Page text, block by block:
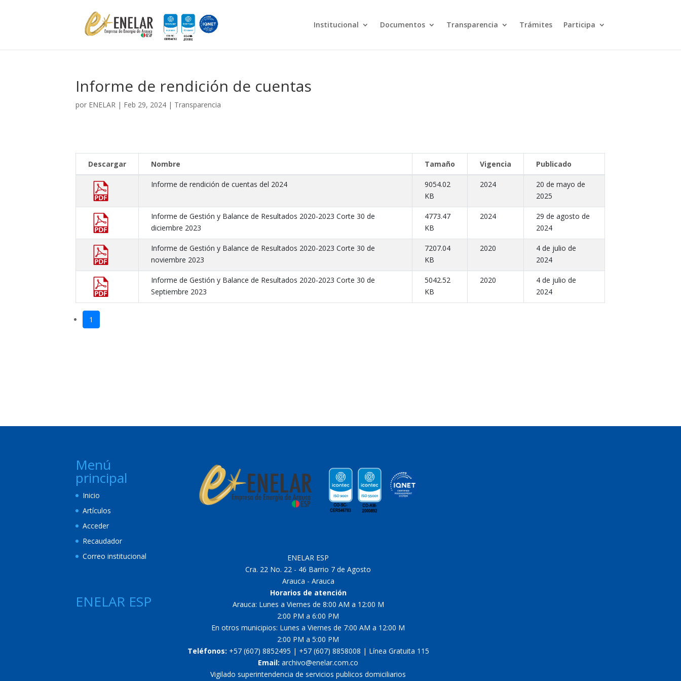
Institucional Documentos Transparencia Trámites Participa
Informe de rendición de cuentas
por ENELAR | Feb 29, 2024 | Transparencia
Descargar Nombre Tamaño Vigencia Publicado
Informe de rendición de cuentas del 2024
9054.02
KB
2024
20 de mayo de
2025
Informe de Gestión y Balance de Resultados 2020-2023 Corte 30 de
diciembre 2023
4773.47
KB
2024
29 de agosto de
2024
Informe de Gestión y Balance de Resultados 2020-2023 Corte 30 de
noviembre 2023
7207.04
KB
2020
4 de julio de
2024
Informe de Gestión y Balance de Resultados 2020-2023 Corte 30 de
Septiembre 2023
5042.52
KB
2020
4 de julio de
2024
1
Menú
principal
Inicio
Artículos
Acceder
Recaudador
Correo institucional
ENELAR ESP
ENELAR ESP
Cra. 22 No. 22 - 46 Barrio 7 de Agosto
Arauca - Arauca
Horarios de atención
Arauca: Lunes a Viernes de 8:00 AM a 12:00 M
2:00 PM a 6:00 PM
En otros municipios: Lunes a Viernes de 7:00 AM a 12:00 M
2:00 PM a 5:00 PM
Teléfonos: +57 (607) 8852495 | +57 (607) 8858008 | Línea Gratuita 115
Email: archivo@enelar.com.co
Vigilado superintendencia de servicios publicos domiciliarios